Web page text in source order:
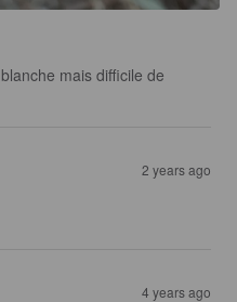
mais difficile de
2 years ago
4 years ago